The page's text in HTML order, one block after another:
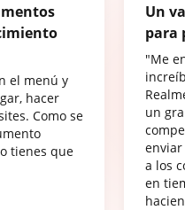
el menú y
hacer
Como se
tienes que
Un
para
"Me
un
a los
en